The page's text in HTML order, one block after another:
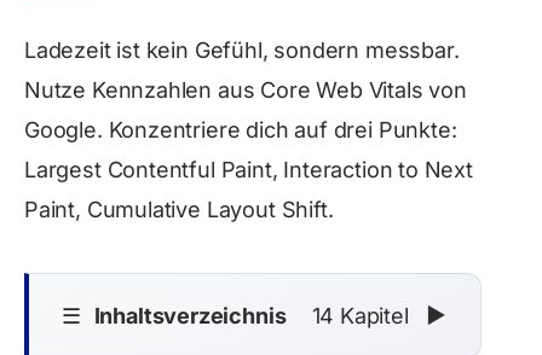
Ladezeit ist kein Gefühl, sondern messbar.
Nutze Kennzahlen aus Core Web Vitals von
Google. Konzentriere dich auf drei Punkte:
Largest Contentful Paint, Interaction to Next
Paint, Cumulative Layout Shift.
☰ Inhaltsverzeichnis 14 Kapitel ▼